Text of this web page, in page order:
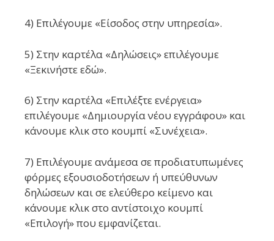
4) Επιλέγουμε «Είσοδος στην υπηρεσία».
5) Στην καρτέλα «Δηλώσεις» επιλέγουμε
«Ξεκινήστε εδώ».
6) Στην καρτέλα «Επιλέξτε ενέργεια»
επιλέγουμε «Δημιουργία νέου εγγράφου» και
κάνουμε κλικ στο κουμπί «Συνέχεια».
7) Επιλέγουμε ανάμεσα σε προδιατυπωμένες
φόρμες εξουσιοδοτήσεων ή υπεύθυνων
δηλώσεων και σε ελεύθερο κείμενο και
κάνουμε κλικ στο αντίστοιχο κουμπί
«Επιλογή» που εμφανίζεται.